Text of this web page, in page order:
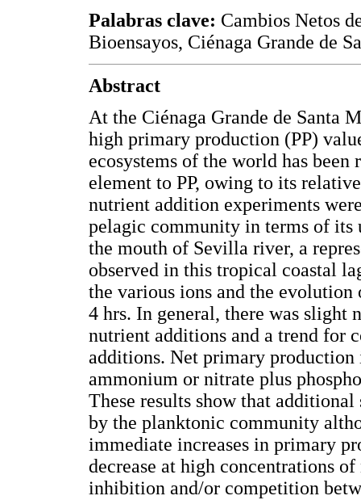
Palabras clave: Cambios Netos
Bioensayos, Ciénaga Grande de
Abstract
At the Ciénaga Grande de Santa
high primary production (PP)
ecosystems of the world has
element to PP, owing to its
nutrient addition experiments
pelagic community in terms of its
the mouth of Sevilla river, a
observed in this tropical coastal
the various ions and the
4 hrs. In general, there was slight
nutrient additions and a trend for
additions. Net primary
ammonium or nitrate plus
These results show that
by the planktonic community
immediate increases in primary
decrease at high concentrations
inhibition and/or competition